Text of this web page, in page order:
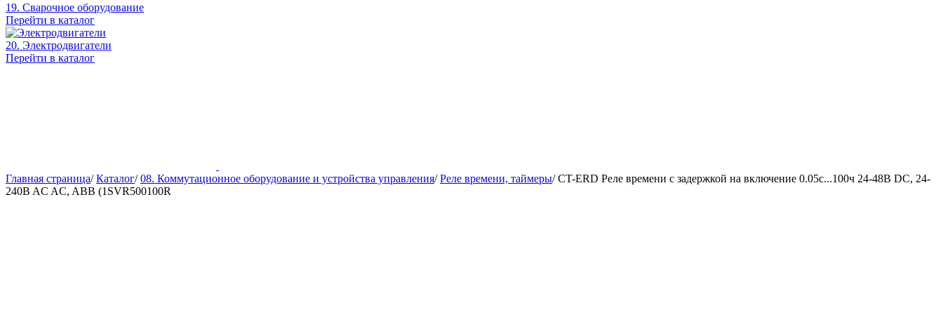
19. Сварочное оборудование
Перейти в каталог
20. Электродвигатели
Перейти в каталог
Главная страница/ Каталог/ 08. Коммутационное оборудование и устройства управления/ Реле времени, таймеры/ CT-ERD Реле времени с задержкой на включение 0.05c...100ч 24-48B DC, 24-
240B AC AC, ABB (1SVR500100R